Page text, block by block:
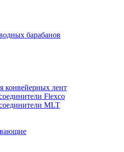
барабанов
конвейерных лент
Flexco
MLT